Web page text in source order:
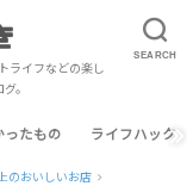
SEARCH
ライフなどの楽し
。
ったもの ライフハック
のおいしいお店